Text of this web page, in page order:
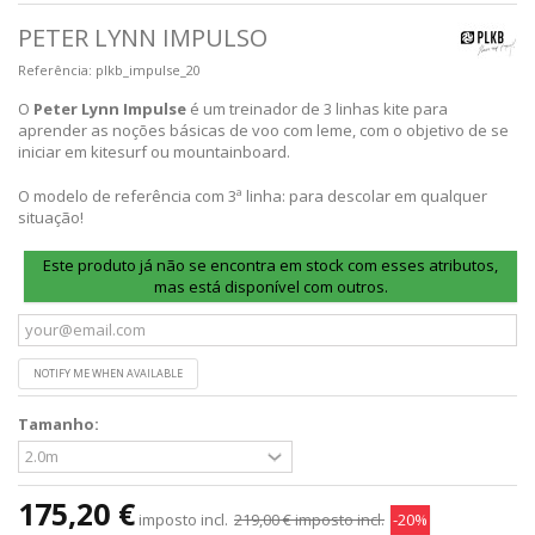
PETER LYNN IMPULSO
Referência: plkb_impulse_20
O Peter Lynn Impulse é um treinador de 3 linhas kite para
aprender as noções básicas de voo com leme, com o objetivo de se
iniciar em kitesurf ou mountainboard.
O modelo de referência com 3ª linha: para descolar em qualquer
situação!
Este produto já não se encontra em stock com esses atributos,
mas está disponível com outros.
NOTIFY ME WHEN AVAILABLE
Tamanho:
175,20 € imposto incl. 219,00 €imposto incl. -20%